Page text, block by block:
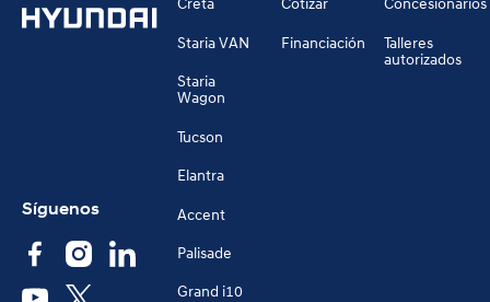
Síguenos
Staria VAN
Staria
Wagon
Tucson
Elantra
Accent
Palisade
Grand i10
Financiación
Talleres
autorizados